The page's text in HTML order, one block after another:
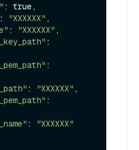
: true,
: "XXXXXX" ,
: "XXXXXX" ,
: "XXXXXX" ,
:
"XXXXXX"